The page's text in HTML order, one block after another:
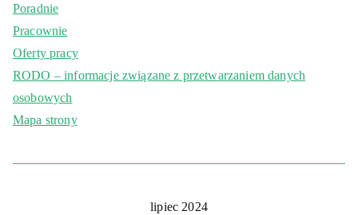
Poradnie
Pracownie
Oferty pracy
RODO – informacje związane z przetwarzaniem danych
osobowych
Mapa strony
lipiec 2024